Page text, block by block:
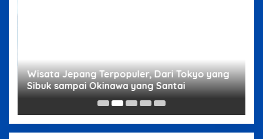
Wisata Jepang Terpopuler, Dari Tokyo yang
Sibuk sampai Okinawa yang Santai